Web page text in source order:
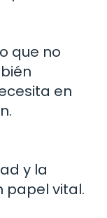
que no
en
y la
papel vital.